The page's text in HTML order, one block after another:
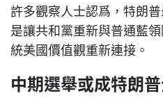
許多觀察人士認爲，特朗
是讓共和黨重新與普通藍
統美國價值觀重新連接。
中期選舉或成特朗